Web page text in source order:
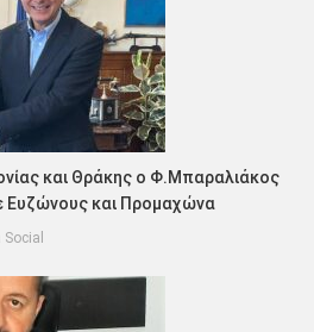
και Θράκης ο Φ.Μπαραλιάκος
Ευζώνους και Προμαχώνα
Social